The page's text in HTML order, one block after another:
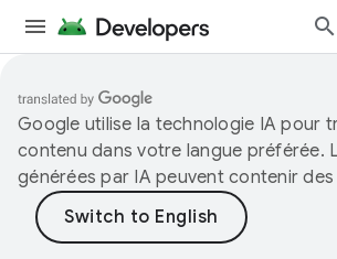
Google utilise la technologie IA pour
contenu dans votre langue préférée.
générées par IA peuvent contenir